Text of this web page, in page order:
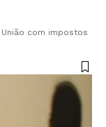
com impostos